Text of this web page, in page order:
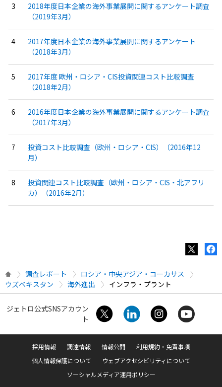
2018年度日本企業の海外事業展開に関するアンケート調査
（2019年3月）
2017年度日本企業の海外事業展開に関するアンケート
（2018年3月）
2017年度 欧州・ロシア・CIS投資関連コスト比較調査
（2018年2月）
2016年度日本企業の海外事業展開に関するアンケート調査
（2017年3月）
投資コスト比較調査（欧州・ロシア・CIS）（2016年12
月）
投資関連コスト比較調査（欧州・ロシア・CIS・北アフリ
カ）（2016年2月）
調査レポート
ロシア・中央アジア・コーカサス
ウズベキスタン
海外進出 インフラ・プラント
ジェトロ公式SNSアカウン
ト
採用情報 調達情報 情報公開
利用規約・免責事項
個人情報保護について
ウェブアクセシビリティについて
ソーシャルメディア運用ポリシー